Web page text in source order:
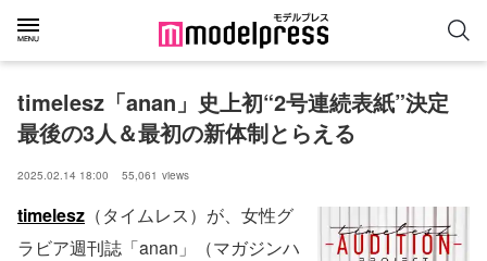
timelesz「anan」史上初“2号連続表紙”決定
最後の3人＆最初の新体制とらえる
2025.02.14 18:00 55,061 views
timelesz （タイムレス）が、女性グ
ラビア週刊誌「anan」（マガジンハ